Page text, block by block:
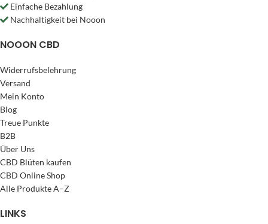
Einfache Bezahlung
Nachhaltigkeit bei Nooon
NOOON CBD
Widerrufsbelehrung
Versand
Mein Konto
Blog
Treue Punkte
B2B
Über Uns
CBD Blüten kaufen
CBD Online Shop
Alle Produkte A–Z
LINKS